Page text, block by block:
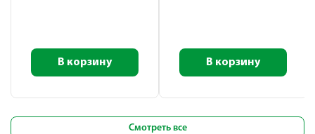
В корзину В корзину
Смотреть все